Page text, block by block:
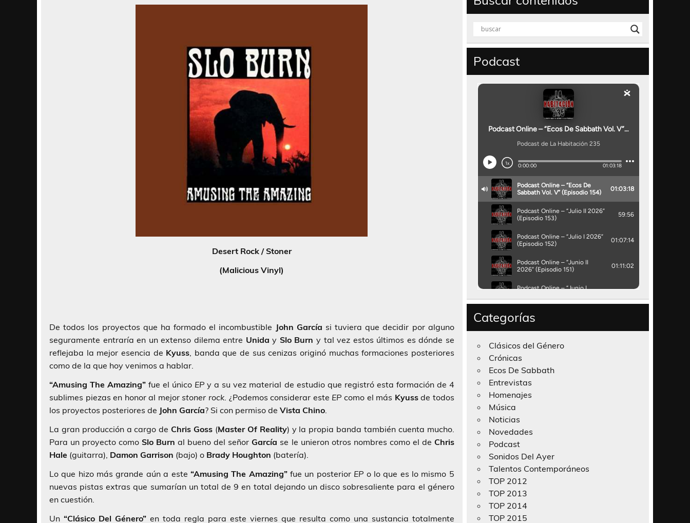
Desert Rock / Stoner
(Malicious Vinyl)
De todos los proyectos que ha formado el incombustible John García si tuviera que decidir por alguno
seguramente entraría en un extenso dilema entre Unida y Slo Burn y tal vez estos últimos es dónde se
reflejaba la mejor esencia de Kyuss, banda que de sus cenizas originó muchas formaciones posteriores
como de la que hoy venimos a hablar.
“Amusing The Amazing” fue el único EP y a su vez material de estudio que registró esta formación de 4
sublimes piezas en honor al mejorstoner rock. ¿Podemos considerar este EP como el más Kyussde todos
los proyectos posteriores de John García? Si con permiso de Vista Chino.
La gran producción a cargo deChris Goss (Master Of Reality) y la propia banda también cuenta mucho.
Para un proyecto comoSlo Burn al bueno del señorGarcía se le unieron otros nombres como el de Chris
Hale (guitarra), Damon Garrison (bajo) o Brady Houghton (batería).
Lo que hizo más grande aún a este “Amusing The Amazing”fue un posterior EP o lo que es lo mismo 5
nuevas pistas extras que sumarían un total de 9 en total dejando un disco sobresaliente para el género
en cuestión.
Un “Clásico Del Género”en toda regla para este viernes que resulta como una sustancia totalmente
Podcast
Categorías
Clásicos del Género
Crónicas
Ecos De Sabbath
Entrevistas
Homenajes
Música
Noticias
Novedades
Podcast
Sonidos Del Ayer
Talentos Contemporáneos
TOP 2012
TOP 2013
TOP 2014
TOP 2015